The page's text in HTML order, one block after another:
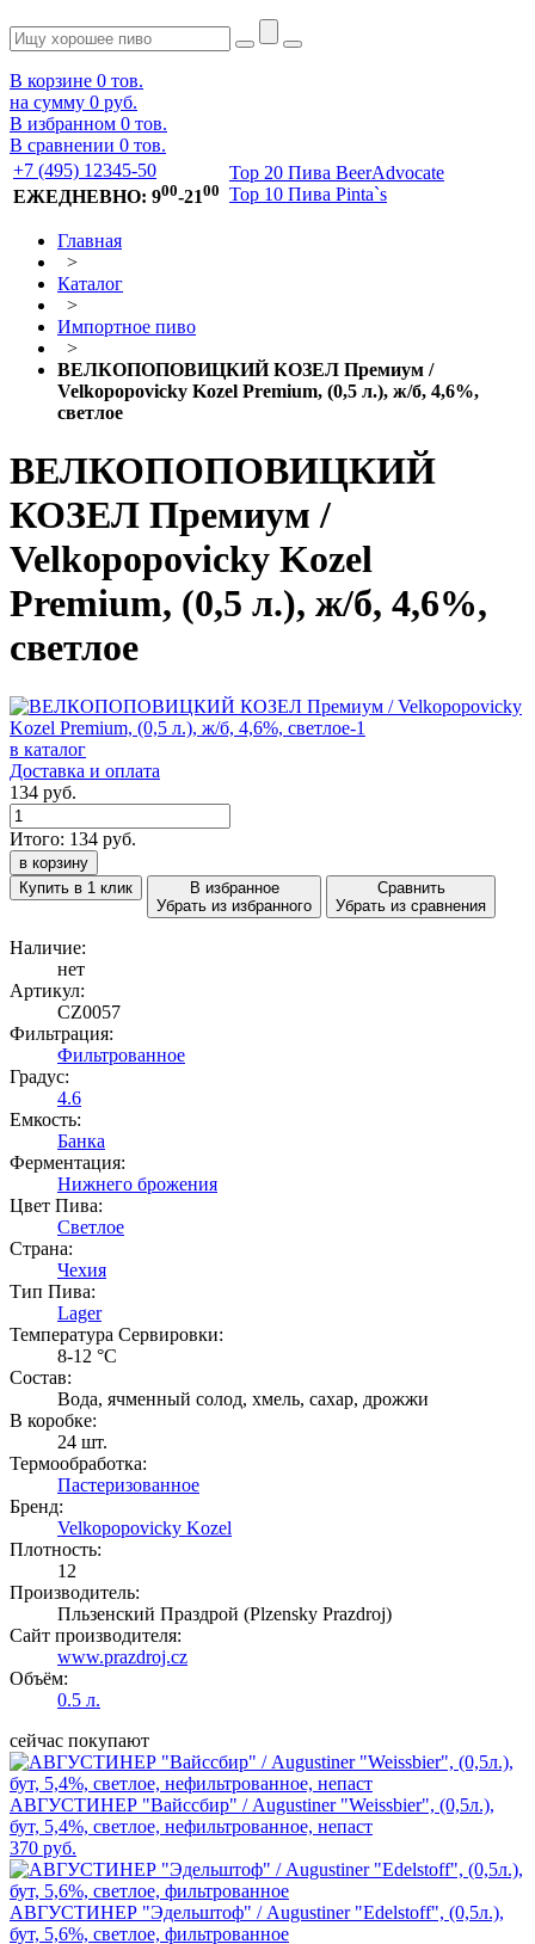
В корзине 0 тов.
на сумму 0 руб.
В избранном 0 тов.
В сравнении 0 тов.
+7 (495) 12345-50
ЕЖЕДНЕВНО: 900-2100
Top 20 Пива BeerAdvocate
Top 10 Пива Pinta`s
Главная
>
Каталог
>
Импортное пиво
>
ВЕЛКОПОПОВИЦКИЙ КОЗЕЛ Премиум /
Velkopopovicky Kozel Premium, (0,5 л.), ж/б, 4,6%,
светлое
ВЕЛКОПОПОВИЦКИЙ
КОЗЕЛ Премиум /
Velkopopovicky Kozel
Premium, (0,5 л.), ж/б, 4,6%,
светлое
в каталог
Доставка и оплата
134 руб.
Итого: 134 руб.
в корзину
Купить в 1 клик
В избранное
Убрать из избранного
Сравнить
Убрать из сравнения
Наличие:
нет
Артикул:
CZ0057
Фильтрация:
Фильтрованное
Градус:
4.6
Емкость:
Банка
Ферментация:
Нижнего брожения
Цвет Пива:
Светлое
Страна:
Чехия
Тип Пива:
Lager
Температура Cервировки:
8-12 °С
Состав:
Вода, ячменный солод, хмель, сахар, дрожжи
В коробке:
24 шт.
Термообработка:
Пастеризованное
Бренд:
Velkopopovicky Kozel
Плотность:
12
Производитель:
Пльзенский Праздрой (Plzensky Prazdroj)
Сайт производителя:
www.prazdroj.cz
Объём:
0.5 л.
сейчас покупают
АВГУСТИНЕР "Вайссбир" / Augustiner "Weissbier", (0,5л.),
бут, 5,4%, светлое, нефильтрованное, непаст
370 руб.
АВГУСТИНЕР "Эдельштоф" / Augustiner "Edelstoff", (0,5л.),
бут, 5,6%, светлое, фильтрованное